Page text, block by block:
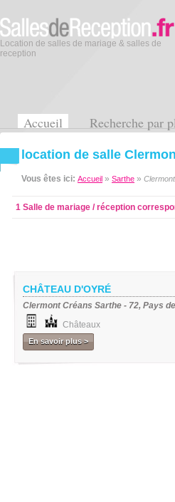
Location de salles de mariage & salles de
reception
Accueil Recherche par
location de salle
Vous êtes ici: Accueil » Sarthe »
1 Salle de mariage / réception
CHÂTEAU D'OYRÉ
Clermont Créans Sarthe - 72, Pays
Châteaux
En savoir plus >